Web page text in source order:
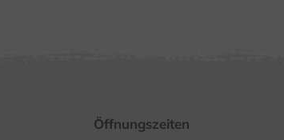
Öffnungszeiten